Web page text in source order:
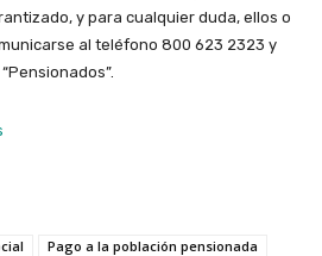
y para cualquier duda, ellos o
al teléfono 800 623 2323 y
Pago a la población pensionada